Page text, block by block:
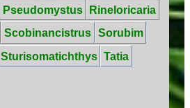
Pseudomystus
Rineloricaria
Scobinancistrus Sorubim
Sturisomatichthys Tatia